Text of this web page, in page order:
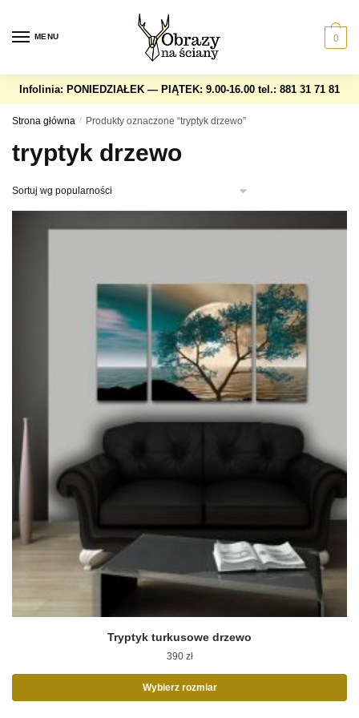
navigation
content
MENU 0
Infolinia: PONIEDZIAŁEK — PIĄTEK: 9.00-16.00 tel.: 881 31 71 81
Strona główna / Produkty oznaczone “tryptyk drzewo”
tryptyk drzewo
Tryptyk turkusowe drzewo
390 zł
Wybierz rozmiar